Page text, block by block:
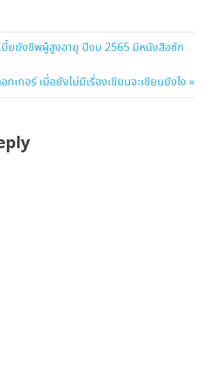
บี้ยยังชีพผู้สูงอายุ ปีงบ 2565 มีหนังสือซัก
กเกอร์ เมื่อยังไม่มีเรื่องเขียนจะเขียนยังไง